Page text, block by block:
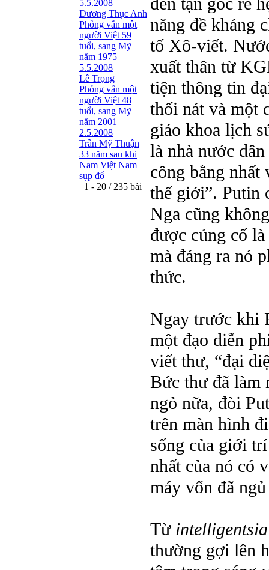
5.5.2008
Dương Thục Anh
Phỏng vấn một
người Việt 59
tuổi, sang Mỹ
năm 1975
5.5.2008
Lê Trọng
Phỏng vấn một
người Việt 48
tuổi, sang Mỹ
năm 2001
2.5.2008
Trần Mỹ Thuận
33 năm sau khi
Nam Việt Nam
sụp đổ
1 - 20 / 235 bài
năng đề kháng
tố Xô-viết.
xuất thân từ
tiện thông tin
thối nát và một
giáo khoa lịch
là nhà nước
công bằng
thế giới”. Putin
Nga cũng
được củng cố
mà đáng ra nó
thức.
Ngay trước khi
một đạo diễn
viết thư, “đại
Bức thư đã làm
ngỏ nữa, đòi
trên màn hình
sống của giới
nhất của nó có
máy vốn đã
Từ
thường gợi lên